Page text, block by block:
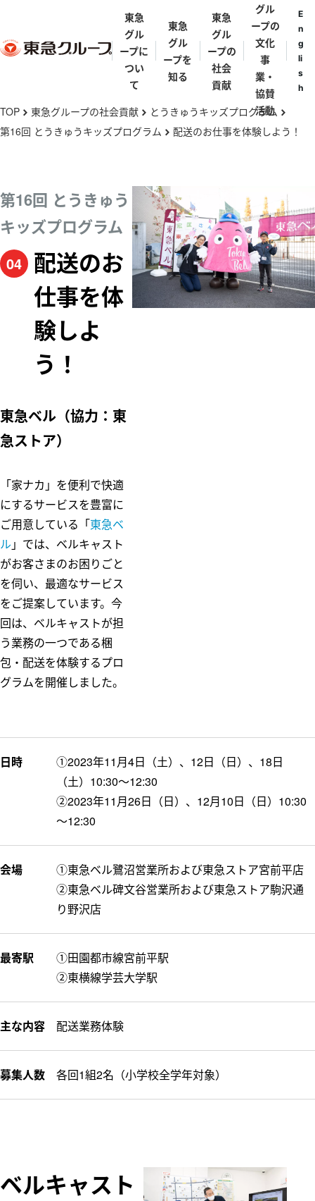
メ
イ
ン
テ
ン
ツ
に
東急
グル
ープに
つい
て
東急グルー
プの事業
東急グルー
プ会社・団
体一覧
東急グルー
プパンフレ
ット
東急
グル
ープを
知る
いた人々
渋沢栄一・矢
野恒太・小林
一三
五島慶太
五島昇
田園調布
渋谷
伊豆
東急
グル
ープの
社会
貢献
五島育英会
亜細亜学園
五島美術館
東急財団
電車とバスの
博物館
とうきゅうキ
ッズプログラ
ム
東急ミュージ
カルプログラ
環境・社会貢
東急会
グル
ープの
文化
事
業・
協賛
活動
E
n
g
li
s
h
TOP chevron_right 東急グループの社会貢献 chevron_right とうきゅうキッズプログラム chevron_right
第16回 とうきゅうキッズプログラム chevron_right 配送のお仕事を体験しよう！
第16回 とうきゅう
キッズプログラム
04
配送のお
仕事を体
験しよ
う！
東急ベル（協力：東
急ストア）
「家ナカ」を便利で快適
にするサービスを豊富に
ご用意している「東急ベ
ル 」では、ベルキャスト
がお客さまのお困りごと
を伺い、最適なサービス
をご提案しています。今
回は、ベルキャストが担
う業務の一つである梱
包・配送を体験するプロ
グラムを開催しました。
日時
①2023年11月4日（土）、12日（日）、18日
（土）10:30～12:30
②2023年11月26日（日）、12月10日（日）10:30
～12:30
会場
①東急ベル鷺沼営業所および東急ストア宮前平店
②東急ベル碑文谷営業所および東急ストア駒沢通
り野沢店
最寄駅
①田園都市線宮前平駅
②東横線学芸大学駅
主な内容 配送業務体験
募集人数 各回1組2名（小学校全学年対象）
ベルキャスト